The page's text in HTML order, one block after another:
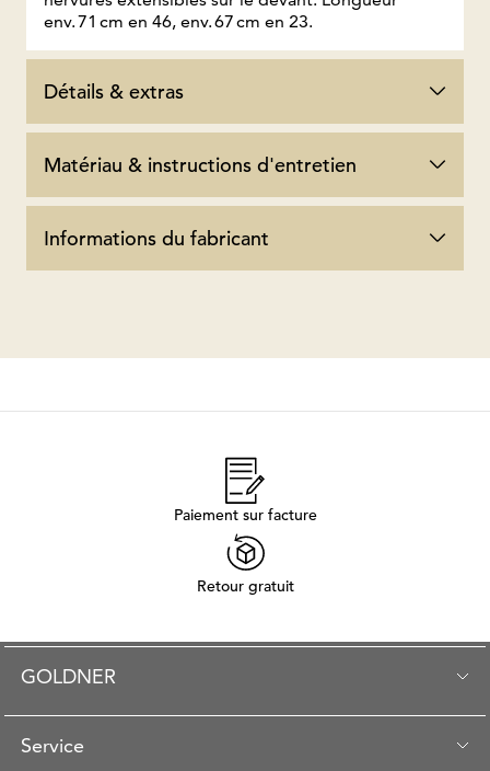
env. 71 cm en 46, env. 67 cm en 23.
Détails & extras
Matériau & instructions d'entretien
Informations du fabricant
Paiement sur facture
Retour gratuit
GOLDNER
Service